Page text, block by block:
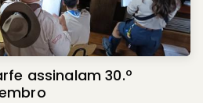
assinalam 30.º